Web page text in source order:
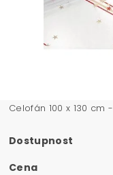
Celofán 100 x 130 cm
Dostupnost
Cena